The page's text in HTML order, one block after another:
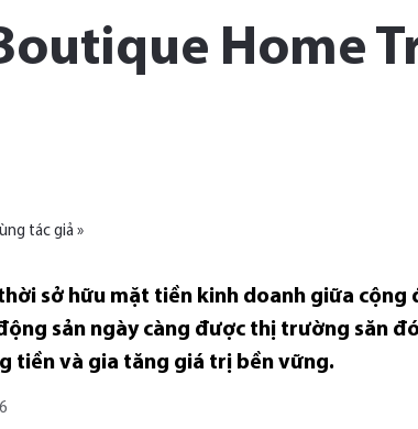
Home
tác giả »
sở hữu mặt tiền kinh doanh giữa cộng
sản ngày càng được thị trường săn
tiền và gia tăng giá trị bền vững.